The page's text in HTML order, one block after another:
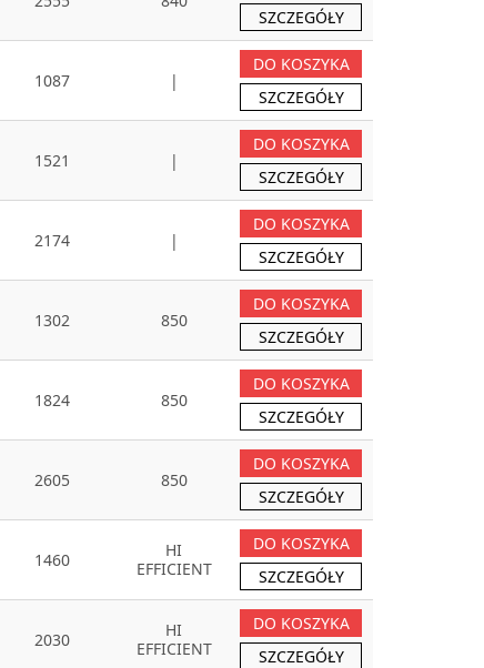
SZCZEGÓŁY
1087 |
DO KOSZYKA
SZCZEGÓŁY
1521 |
DO KOSZYKA
SZCZEGÓŁY
2174 |
DO KOSZYKA
SZCZEGÓŁY
1302 850
DO KOSZYKA
SZCZEGÓŁY
1824 850
DO KOSZYKA
SZCZEGÓŁY
2605 850
DO KOSZYKA
SZCZEGÓŁY
1460
HI
EFFICIENT
DO KOSZYKA
SZCZEGÓŁY
2030
HI
EFFICIENT
DO KOSZYKA
SZCZEGÓŁY